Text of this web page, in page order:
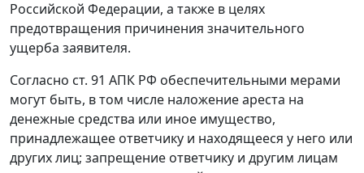
Российской Федерации, а также в целях
предотвращения причинения значительного
ущерба заявителя.
Согласно ст. 91 АПК РФ обеспечительными мерами
могут быть, в том числе наложение ареста на
денежные средства или иное имущество,
принадлежащее ответчику и находящееся у него или
других лиц; запрещение ответчику и другим лицам